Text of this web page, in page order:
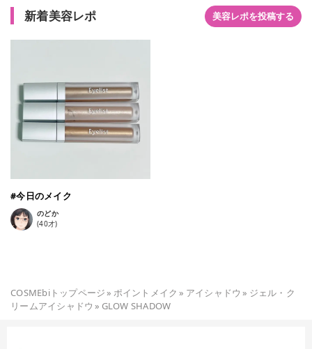
ラウン系なので普段使いしやすい。パール感がすごくきれい。
AUR01は、大粒ラメがキラキラ。ほんのりピンクよりなシアー
ベージュでベースや涙袋などにもぴったり。指でトントン付け
すい。私は、BRN01とAUR01がお気に入り。崩れにくく、高発
色、高密着なのですごくおすすめ。 ・BRN01は、どんな肌にも
マッチし、目もとに立体感を与えるサンドブラウン。ゴールド
ブラウンパールとゴールドグリッターが、存在感のある輝きと
艶を与えます。 ・AUR01は、光によって変化するオーロラパー
な存在感を宿し、垢抜け顔に仕上がるテラコッタオレンジ。ゴ
ールドグリッターとオレンジコッパーパールの輝きが、艶やか
にきらめきます。
新着美容レポ 美容レポを投稿する
#今日のメイク
のどか
(40才)
COSMEbiトップページ» ポイントメイク » アイシャドウ » ジェル・ク
リームアイシャドウ » GLOW SHADOW